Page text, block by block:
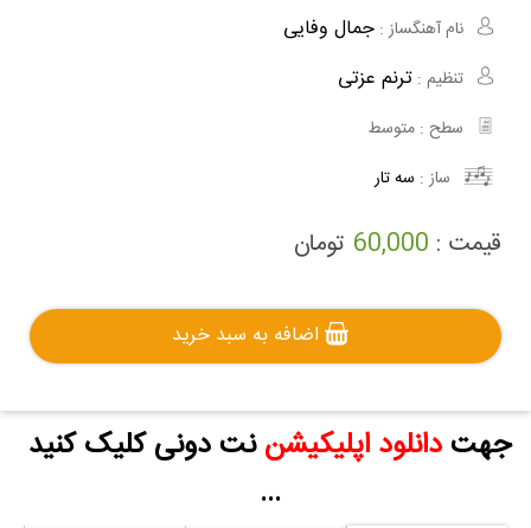
نام آهنگساز : جمال وفایی
تنظیم : ترنم عزتی
سطح : متوسط
ساز : سه تار
قیمت : 60,000 تومان
اضافه به سبد خرید
جهتدانلود اپلیکیشن نت دونی کلیک کنید
...